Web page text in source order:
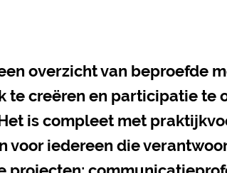
overzicht van beproefde
creëren en participatie te
is compleet met
voor iedereen die